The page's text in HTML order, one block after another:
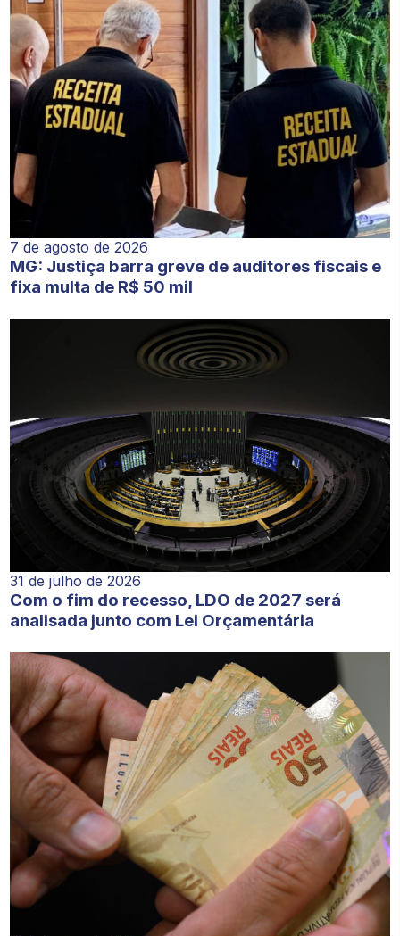
7 de agosto de 2026
MG: Justiça barra greve de auditores fiscais e
fixa multa de R$ 50 mil
31 de julho de 2026
Com o fim do recesso, LDO de 2027 será
analisada junto com Lei Orçamentária